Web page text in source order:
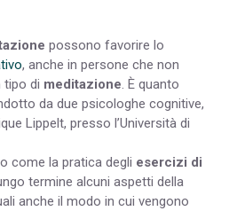
possono favorire lo
, anche in persone che non
tipo di meditazione. È quanto
da due psicologhe cognitive,
Lippelt, presso l’Università di
come la pratica degli esercizi di
termine alcuni aspetti della
anche il modo in cui vengono